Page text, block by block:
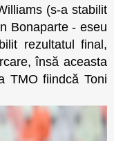
(s-a stabilit
Bonaparte - eseu
rezultatul final,
însă aceasta
TMO fiindcă Toni